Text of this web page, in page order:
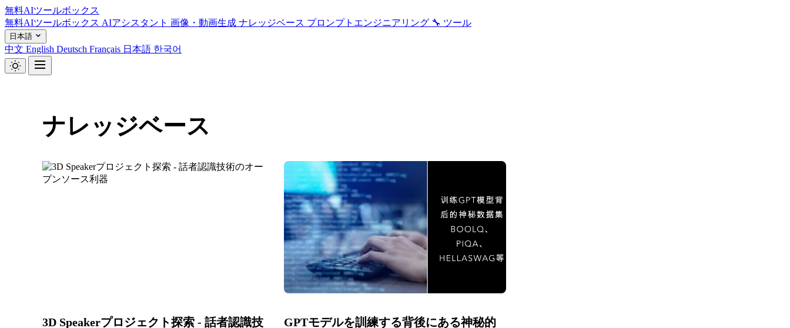
無料AIツールボックス
無料AIツールボックス AIアシスタント 画像・動画生成 ナレッジベース プロンプトエンジニアリング 🔧 ツール
日本語
中文 English Deutsch Français 日本語 한국어
ナレッジベース
3D Speakerプロジェクト探索 - 話者認識技
GPTモデルを訓練する背後にある神秘的